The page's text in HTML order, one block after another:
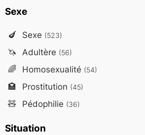
Sexe
🍆 Sexe (523)
🦄 Adultère (56)
🌈 Homosexualité (54)
🏩 Prostitution (45)
🧸 Pédophilie (36)
Situation